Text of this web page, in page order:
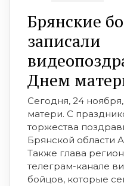
Брянские
записали
Днем
Сегодня, 24
матери. С
торжества
Брянской области
Также глава
телеграм-канале
бойцов, которые